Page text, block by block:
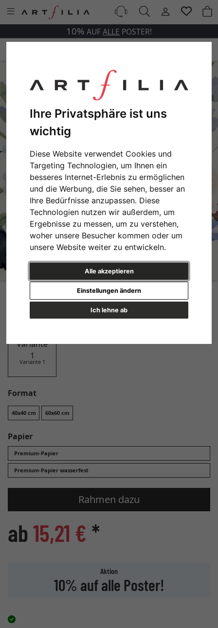
Ihre Privatsphäre ist uns
wichtig
Diese Website verwendet Cookies und
Targeting Technologien, um Ihnen ein
besseres Internet-Erlebnis zu ermöglichen
und die Werbung, die Sie sehen, besser an
Ihre Bedürfnisse anzupassen. Diese
Technologien nutzen wir außerdem, um
Ergebnisse zu messen, um zu verstehen,
woher unsere Besucher kommen oder um
unsere Website weiter zu entwickeln.
Alle akzeptieren
Ich lehne ab
Einstellungen ändern
10% AUFALLE POSTER!
Design
Variante 1
Format
40x40 cm 60x60 cm
Papier
Premium-Papier
Premium-Papier wasserfest
Rahmen dazu
ab 15,21 € *
Aktion
10% auf alle Poster!